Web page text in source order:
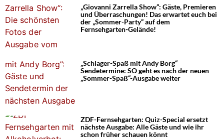
„Giovanni Zarrella Show“: Gäste, Premieren
und Überraschungen! Das erwartet euch bei
der „Sommer-Party“ auf dem
Fernsehgarten-Gelände!
„Schlager-Spaß mit Andy Borg“
Sendetermine: SO geht es nach der neuen
„Sommer-Spaß“-Ausgabe weiter
ZDF-Fernsehgarten: Quiz-Special ersetzt
nächste Ausgabe: Alle Gäste und wie ihr
schon früher schauen könnt